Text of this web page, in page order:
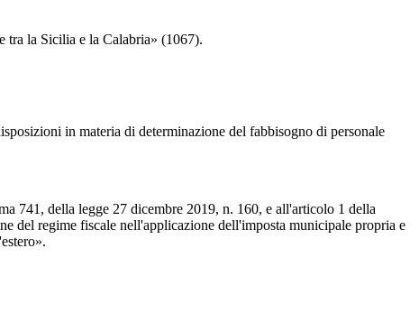
tra la Sicilia e la Calabria» (1067).
in materia di determinazione del fabbisogno di personale
741, della legge 27 dicembre 2019, n. 160, e all'articolo 1 della
del regime fiscale nell'applicazione dell'imposta municipale propria e